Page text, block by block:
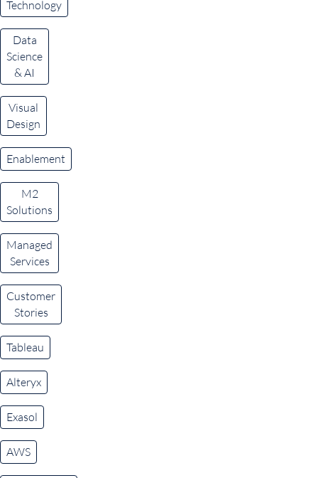
Technology
Data
Science
& AI
Visual
Design
Enablement
M2
Solutions
Managed
Services
Customer
Stories
Tableau
Alteryx
Exasol
AWS